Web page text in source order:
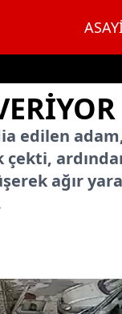
edilen
çekti,
ağır